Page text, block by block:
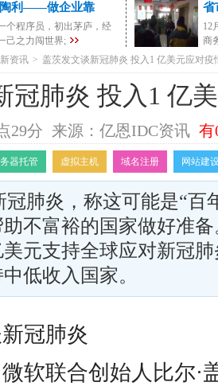
陶利——做企业靠
个程序员，初出茅庐，经
己之力闯世界;
省
12
商
资讯 > 盖茨发文谈新冠肺炎 投入1 亿美元应对疫
冠肺炎 投入1 亿
29分 来源：亿恩IDC资讯 有
器托管 虚拟主机 域名注册 网站建
冠肺炎，称这可能是“百
不富裕的国家做好准
元支持全球应对新冠
低收入国家。​
冠肺炎
软联合创始人比尔·